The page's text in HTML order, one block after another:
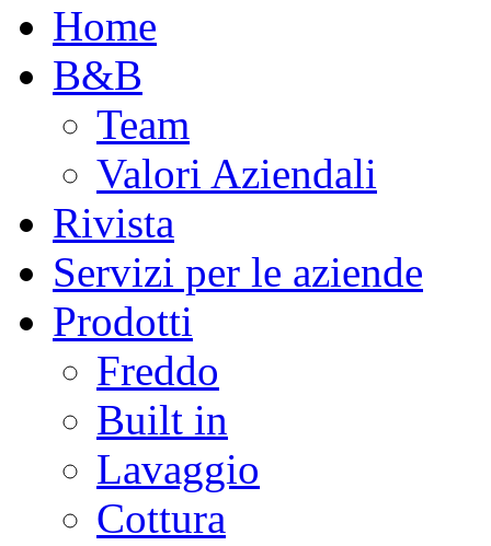
Home
B&B
Team
Valori Aziendali
Rivista
Servizi per le aziende
Prodotti
Freddo
Built in
Lavaggio
Cottura